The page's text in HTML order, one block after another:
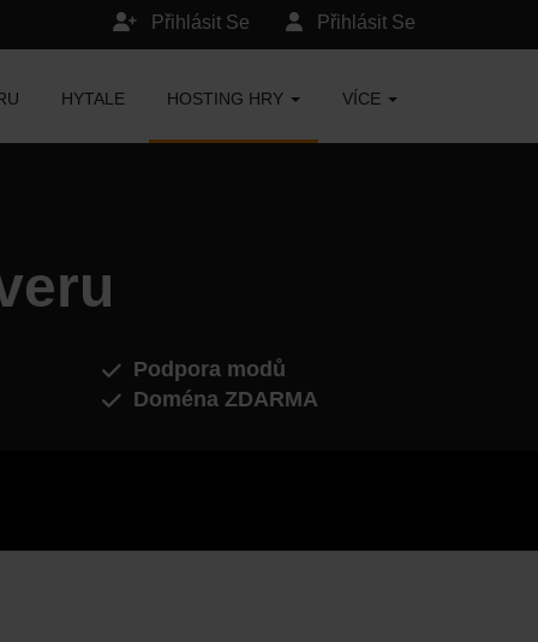
Přihlásit Se
Přihlásit Se
HYTALE HOSTING HRY VÍCE
Podpora modů
Doména ZDARMA